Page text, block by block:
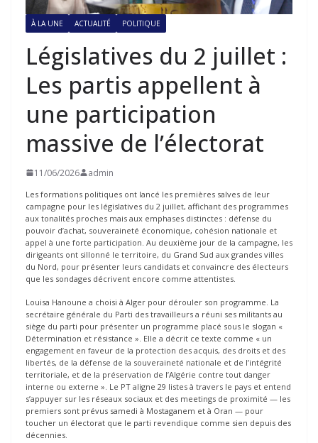
À LA UNE ACTUALITÉ POLITIQUE
Législatives du 2 juillet :
Les partis appellent à
une participation
massive de l’électorat
11/06/2026 admin
Les formations politiques ont lancé les premières salves de leur
campagne pour les législatives du 2 juillet, affichant des programmes
aux tonalités proches mais aux emphases distinctes : défense du
pouvoir d’achat, souveraineté économique, cohésion nationale et
appel à une forte participation. Au deuxième jour de la campagne, les
dirigeants ont sillonné le territoire, du Grand Sud aux grandes villes
du Nord, pour présenter leurs candidats et convaincre des électeurs
que les sondages décrivent encore comme attentistes.
Louisa Hanoune a choisi à Alger pour dérouler son programme. La
secrétaire générale du Parti des travailleurs a réuni ses militants au
siège du parti pour présenter un programme placé sous le slogan «
Détermination et résistance ». Elle a décrit ce texte comme « un
engagement en faveur de la protection des acquis, des droits et des
libertés, de la défense de la souveraineté nationale et de l’intégrité
territoriale, et de la préservation de l’Algérie contre tout danger
interne ou externe ». Le PT aligne 29 listes à travers le pays et entend
s’appuyer sur les réseaux sociaux et des meetings de proximité — les
premiers sont prévus samedi à Mostaganem et à Oran — pour
toucher un électorat que le parti revendique comme sien depuis des
décennies.